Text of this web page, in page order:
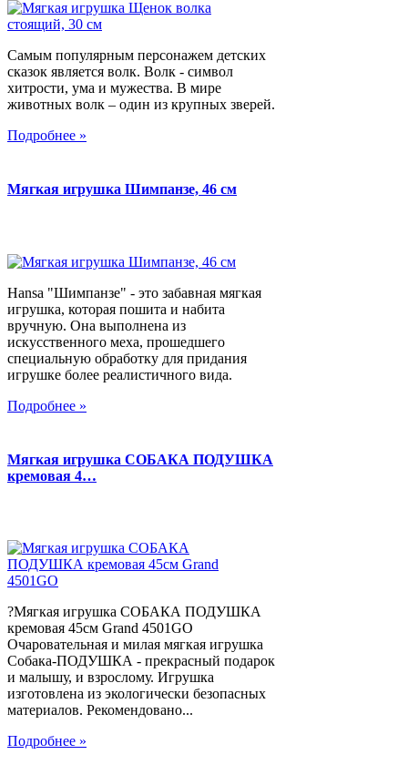
Самым популярным персонажем детских
сказок является волк. Волк - символ
хитрости, ума и мужества. В мире
животных волк – один из крупных зверей.
Подробнее »
Мягкая игрушка Шимпанзе, 46 см
Hansa "Шимпанзе" - это забавная мягкая
игрушка, которая пошита и набита
вручную. Она выполнена из
искусственного меха, прошедшего
специальную обработку для придания
игрушке более реалистичного вида.
Подробнее »
Мягкая игрушка СОБАКА ПОДУШКА
кремовая 4…
?Мягкая игрушка СОБАКА ПОДУШКА
кремовая 45см Grand 4501GO
Очаровательная и милая мягкая игрушка
Собака-ПОДУШКА - прекрасный подарок
и малышу, и взрослому. Игрушка
изготовлена из экологически безопасных
материалов. Рекомендовано...
Подробнее »